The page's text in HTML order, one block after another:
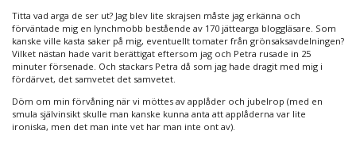
Titta vad arga de ser ut? Jag blev lite skrajsen måste jag erkänna och
förväntade mig en lynchmobb bestående av 170 jättearga bloggläsare. Som
kanske ville kasta saker på mig, eventuellt tomater från grönsaksavdelningen?
Vilket nästan hade varit berättigat eftersom jag och Petra rusade in 25
minuter försenade. Och stackars Petra då som jag hade dragit med mig i
fördärvet, det samvetet det samvetet.
Döm om min förvåning när vi möttes av applåder och jubelrop (med en
smula självinsikt skulle man kanske kunna anta att applåderna var lite
ironiska, men det man inte vet har man inte ont av).